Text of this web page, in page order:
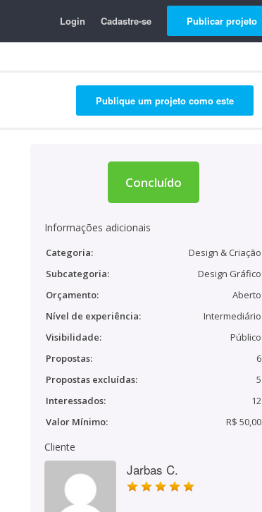
Login Cadastre-se Publicar projeto
Publique um projeto como este
Concluído
Informações adicionais
Categoria:
Design & Criação
Subcategoria:
Design Gráfico
Orçamento:
Aberto
Nível de experiência:
Intermediário
Visibilidade:
Público
Propostas:
6
Propostas excluídas:
5
Interessados:
12
Valor Mínimo:
R$ 50,00
Cliente
Jarbas C.